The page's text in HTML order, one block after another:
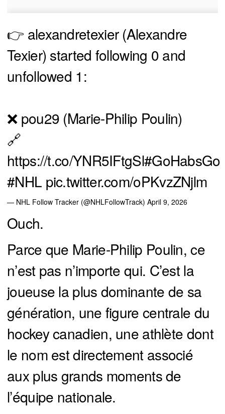
👉 alexandretexier (Alexandre
Texier) started following 0 and
unfollowed 1:
❌ pou29 (Marie-Philip Poulin)
🔗
https://t.co/YNR5IFtgSl#GoHabsGo
#NHL pic.twitter.com/oPKvzZNjlm
— NHL Follow Tracker (@NHLFollowTrack) April 9, 2026
Ouch.
Parce que Marie-Philip Poulin, ce
n’est pas n’importe qui. C’est la
joueuse la plus dominante de sa
génération, une figure centrale du
hockey canadien, une athlète dont
le nom est directement associé
aux plus grands moments de
l’équipe nationale.